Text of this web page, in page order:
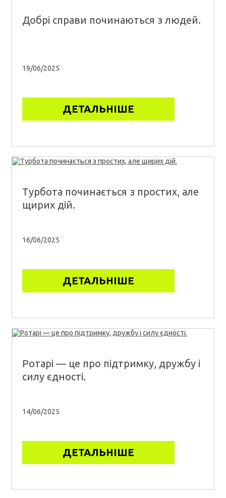
Добрі справи починаються з людей.
19/06/2025
ДЕТАЛЬНІШЕ
Турбота починається з простих, але
щирих дій.
16/06/2025
ДЕТАЛЬНІШЕ
Ротарі — це про підтримку, дружбу і
силу єдності.
14/06/2025
ДЕТАЛЬНІШЕ